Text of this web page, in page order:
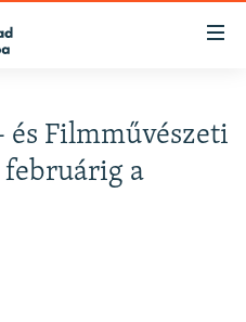
és Filmművészeti
februárig a